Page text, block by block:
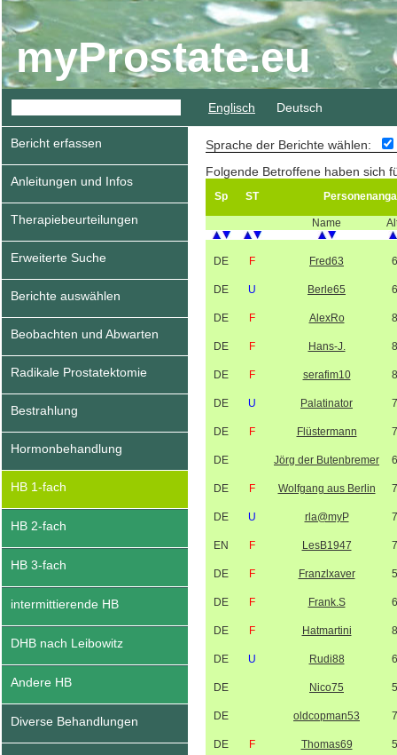
myProstate.eu
Englisch Deutsch
Bericht erfassen
Anleitungen und Infos
Therapiebeurteilungen
Erweiterte Suche
Berichte auswählen
Beobachten und Abwarten
Radikale Prostatektomie
Bestrahlung
Hormonbehandlung
HB 1-fach
HB 2-fach
HB 3-fach
intermittierende HB
DHB nach Leibowitz
Andere HB
Diverse Behandlungen
Sprache der Berichte wählen:
Folgende Betroffene haben sich
Sp ST
Name
DE F Fred63
DE U Berle65
DE F AlexRo
DE F Hans-J.
DE F serafim10
DE U Palatinator
DE F Flüstermann
DE Jörg der Butenbremer
DE F Wolfgang aus Berlin
DE U rla@myP
EN F LesB1947
DE F Franzlxaver
DE F Frank.S
DE F Hatmartini
DE U Rudi88
DE Nico75
DE oldcopman53
DE F Thomas69